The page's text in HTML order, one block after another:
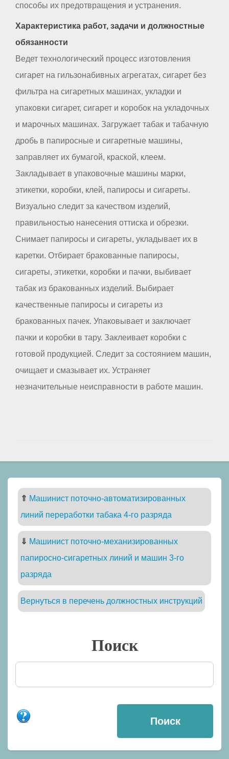
способы их предотвращения и устранения.
Характеристика работ, задачи и должностные
обязанности
Ведет технологический процесс изготовления
сигарет на гильзонабивных агрегатах, сигарет без
фильтра на сигаретных машинах, укладки и
упаковки сигарет, сигарет и коробок на укладочных
и марочных машинах. Загружает табак и табачную
дробь в папиросные и сигаретные машины,
заправляет их бумагой, краской, клеем.
Закладывает в упаковочные машины марки,
этикетки, коробки, клей, папиросы и сигареты.
Визуально следит за качеством изделий,
правильностью нанесения оттиска и обрезки.
Снимает папиросы и сигареты, укладывает их в
каретки. Отбирает бракованные папиросы,
сигареты, этикетки, коробки и пачки, выбивает
табак из бракованных изделий. Выбирает
качественные папиросы и сигареты из
бракованных пачек. Упаковывает и заключает
пачки и коробки в тару. Заклеивает коробки с
готовой продукцией. Следит за состоянием машин,
очищает и смазывает их. Устраняет
незначительные неисправности в работе машин.
⇑ Машинист поточно-автоматизированных
линий переработки табака 4-го разряда
⇓ Машинист поточно-механизированных
папиросно-сигаретных линий и машин 3-го
разряда
Вернуться в перечень должностных инструкций
Поиск